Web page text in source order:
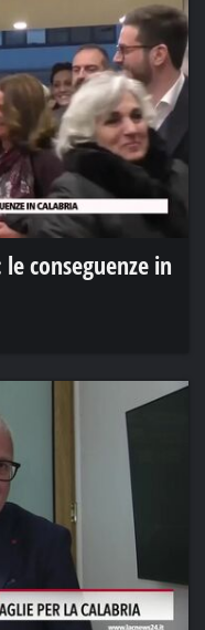
conseguenze in